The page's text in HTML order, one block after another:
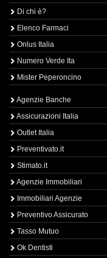
Di chi è?
Elenco Farmaci
Onlus Italia
Numero Verde Ita
Mister Peperoncino
Agenzie Banche
Assicurazioni Italia
Outlet Italia
Preventivato.it
Stimato.it
Agenzie Immobiliari
Immobiliari Agenzie
Preventivo Assicurato
Tasso Mutuo
Ok Dentisti